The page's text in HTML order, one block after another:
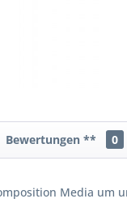
Bewertungen ** 0
Media um